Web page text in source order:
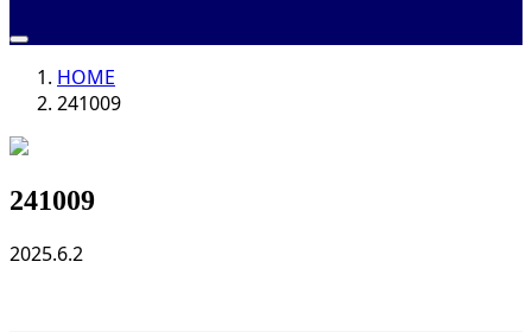
HOME
241009
241009
2025.6.2